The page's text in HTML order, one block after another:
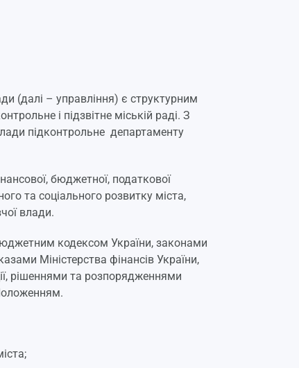
(далі – управління) є структурним
і підзвітне міській раді. З
підконтрольне департаменту
бюджетної, податкової
та соціального розвитку міста,
влади.
кодексом України, законами
Міністерства фінансів України,
рішеннями та розпорядженнями